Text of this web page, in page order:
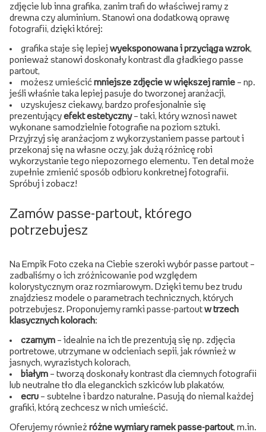
zdjęcie lub inna grafika, zanim trafi do właściwej ramy z
drewna czy aluminium. Stanowi ona dodatkową oprawę
fotografii, dzięki której:
grafika staje się lepiej wyeksponowana i przyciąga wzrok
ponieważ stanowi doskonały kontrast dla gładkiego passe
partout,
możesz umieścić mniejsze zdjęcie w większej ramie – np.
jeśli właśnie taka lepiej pasuje do tworzonej aranżacji,
uzyskujesz ciekawy, bardzo profesjonalnie się
prezentującyefekt estetyczny– taki, który wznosi nawet
wykonane samodzielnie fotografie na poziom sztuki.
Przyjrzyj się aranżacjom z wykorzystaniem passe partout i
przekonaj się na własne oczy, jak dużą różnicę robi
wykorzystanie tego niepozornego elementu. Ten detal może
zupełnie zmienić sposób odbioru konkretnej fotografii.
Spróbuj i zobacz!
Zamów passe-partout, którego
potrzebujesz
Na Empik Foto czeka na Ciebie szeroki wybór passe partout –
zadbaliśmy o ich zróżnicowanie pod względem
kolorystycznym oraz rozmiarowym. Dzięki temu bez trudu
znajdziesz modele o parametrach technicznych, których
potrzebujesz. Proponujemy ramki passe-partoutw trzech
klasycznych kolorach:
czarnym – idealnie na ich tle prezentują się np. zdjęcia
portretowe, utrzymane w odcieniach sepii, jak również w
jasnych, wyrazistych kolorach,
białym – tworzą doskonały kontrast dla ciemnych fotografii
lub neutralne tło dla eleganckich szkiców lub plakatów,
ecru – subtelne i bardzo naturalne. Pasują do niemal każdej
grafiki, którą zechcesz w nich umieścić.
Oferujemy również różne wymiary ramek passe-partout, m.in.